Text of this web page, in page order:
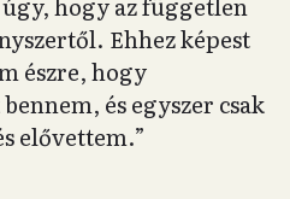
Ehhez képest
észre, hogy
és egyszer csak
elővettem.”